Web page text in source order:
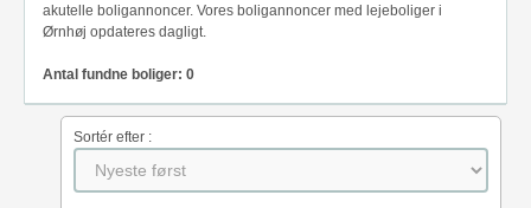
akutelle boligannoncer. Vores boligannoncer med lejeboliger i
Ørnhøj opdateres dagligt.
Antal fundne boliger: 0
Sortér efter :